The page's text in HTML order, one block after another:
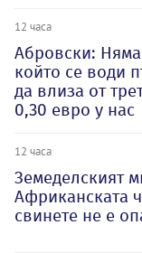
12 часа
Абровски:
който се води
да влиза от
0,30 евро у нас
12 часа
Земеделският
Африканската
свинете не е